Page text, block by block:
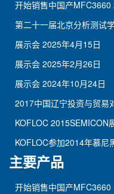
开始销售中国产MFC3660
第二十一届北京分析测试
展示会 2025年4月15日
展示会 2025年2月26日
展示会 2024年10月24日
2017中国辽宁投资与贸易
KOFLOC 2015SEMICON
KOFLOC参加2014年慕尼
主要产品
开始销售中国产MFC3660